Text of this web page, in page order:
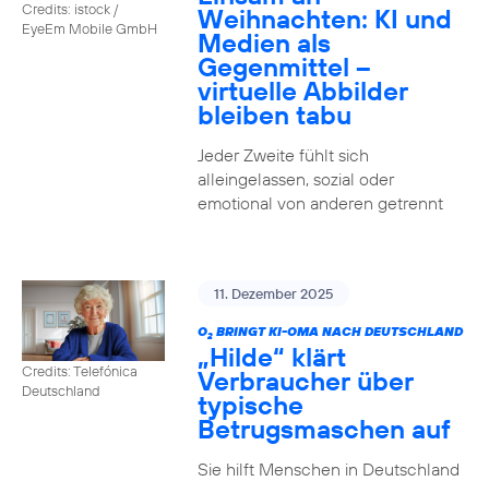
Credits: istock /
EyeEm Mobile GmbH
Weihnachten: KI und
Medien als
Gegenmittel –
virtuelle Abbilder
bleiben tabu
Jeder Zweite fühlt sich
alleingelassen, sozial oder
emotional von anderen getrennt
Credits: Telefónica
Deutschland
11. Dezember 2025
O2BRINGT KI-OMA NACH DEUTSCHLAND
„Hilde“ klärt
Verbraucher über
typische
Betrugsmaschen auf
Sie hilft Menschen in Deutschland